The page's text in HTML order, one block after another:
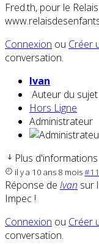
Fred.th, pour le
Connexion ou Créer
conversation.
Ivan
Auteur du sujet
Hors Ligne
Administrateur
Plus d'informations
il y a 10 ans 8 mois
Réponse de Ivan sur
Impec !
Connexion ou Créer
conversation.